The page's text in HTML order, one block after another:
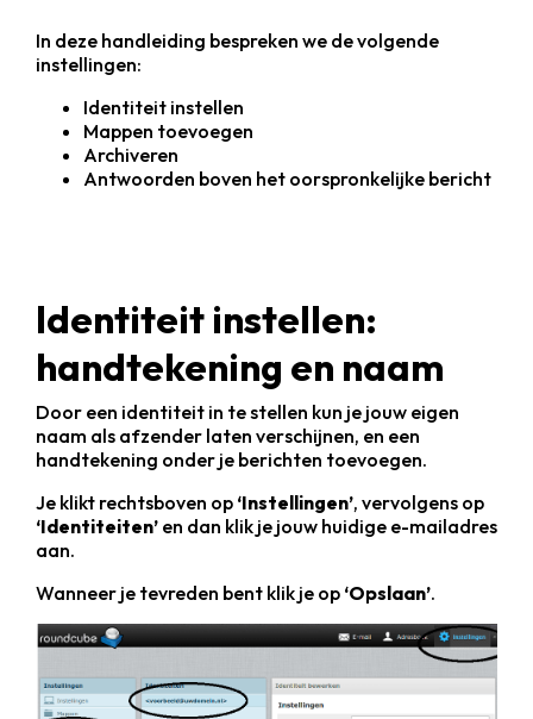
In deze handleiding bespreken we de volgende
instellingen:
Identiteit instellen
Mappen toevoegen
Archiveren
Antwoorden boven het oorspronkelijke bericht
Identiteit instellen:
handtekening en naam
Door een identiteit in te stellen kun je jouw eigen
naam als afzender laten verschijnen, en een
handtekening onder je berichten toevoegen.
Je klikt rechtsboven op ‘Instellingen’, vervolgens op
‘Identiteiten’ en dan klik je jouw huidige e-mailadres
aan.
Wanneer je tevreden bent klik je op ‘Opslaan’.